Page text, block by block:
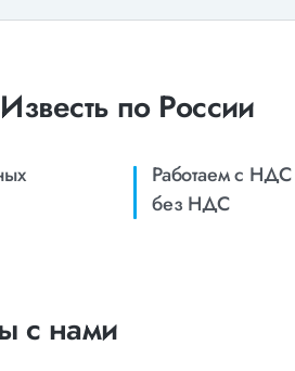
по России
Работаем с НДС
без НДС
с нами